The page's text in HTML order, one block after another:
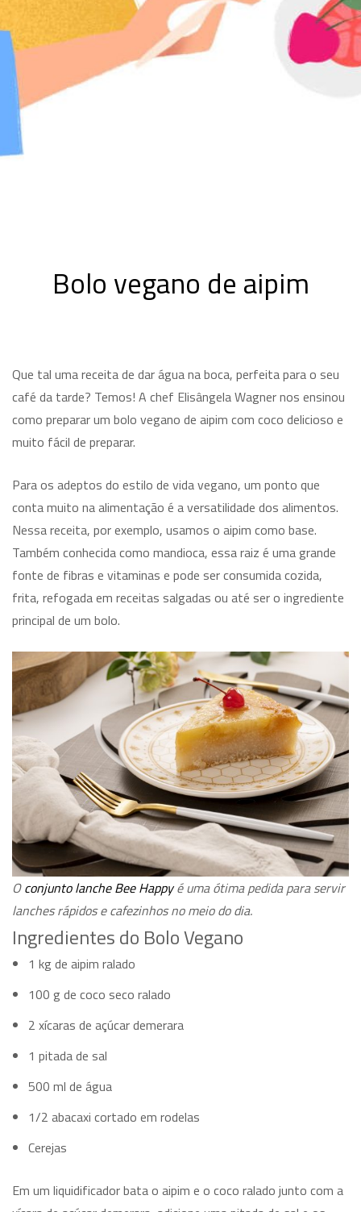
Bolo vegano de aipim
Que tal uma receita de dar água na boca, perfeita para o seu
café da tarde? Temos! A chef Elisângela Wagner nos ensinou
como preparar um bolo vegano de aipim com coco delicioso e
muito fácil de preparar.
Para os adeptos do estilo de vida vegano, um ponto que
conta muito na alimentação é a versatilidade dos alimentos.
Nessa receita, por exemplo, usamos o aipim como base.
Também conhecida como mandioca, essa raiz é uma grande
fonte de fibras e vitaminas e pode ser consumida cozida,
frita, refogada em receitas salgadas ou até ser o ingrediente
principal de um bolo.
Oconjunto lanche Bee Happyé uma ótima pedida para servir
lanches rápidos e cafezinhos no meio do dia.
Ingredientes do Bolo Vegano
1 kg de aipim ralado
100 g de coco seco ralado
2 xícaras de açúcar demerara
1 pitada de sal
500 ml de água
1/2 abacaxi cortado em rodelas
Cerejas
Em um liquidificador bata o aipim e o coco ralado junto com a